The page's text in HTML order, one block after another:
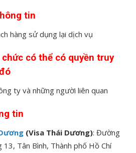
tin
hàng sử dụng lại dịch vụ
có thể có quyền truy
ty và những người liên quan
tin
(Visa Thái Dương): Đường
Tân Bình, Thành phố Hồ Chí